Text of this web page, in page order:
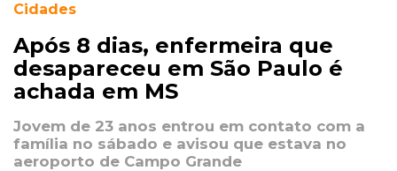
Cidades
Após 8 dias, enfermeira que
desapareceu em São Paulo é
achada em MS
Jovem de 23 anos entrou em contato com a
família no sábado e avisou que estava no
aeroporto de Campo Grande